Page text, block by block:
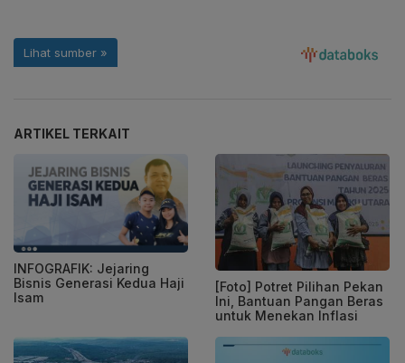
ARTIKEL TERKAIT
INFOGRAFIK: Jejaring
Bisnis Generasi Kedua Haji
Isam
[Foto] Potret Pilihan Pekan
Ini, Bantuan Pangan Beras
untuk Menekan Inflasi